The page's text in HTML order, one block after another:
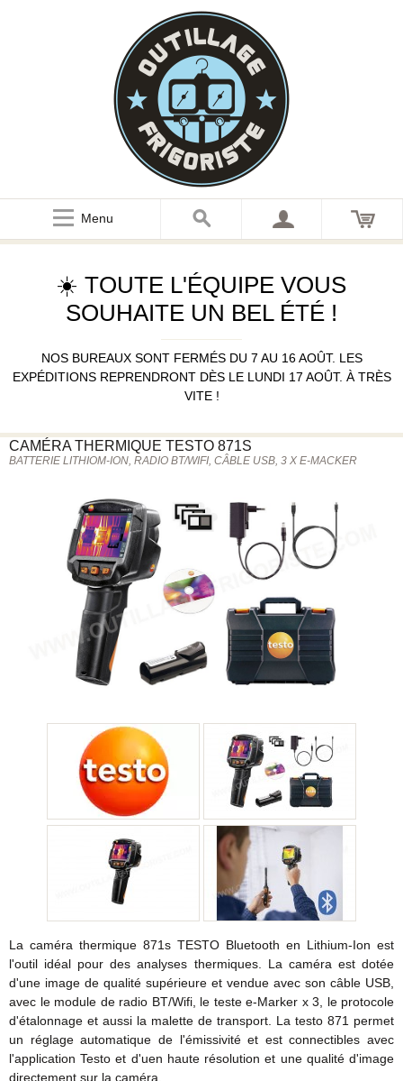
Menu
☀️ TOUTE L'ÉQUIPE VOUS
SOUHAITE UN BEL ÉTÉ !
NOS BUREAUX SONT FERMÉS DU 7 AU 16 AOÛT. LES
EXPÉDITIONS REPRENDRONT DÈS LE LUNDI 17 AOÛT. À TRÈS
VITE !
CAMÉRA THERMIQUE TESTO 871S
BATTERIE LITHIOM-ION, RADIO BT/WIFI, CÂBLE USB, 3 X E-MACKER
La caméra thermique 871s TESTO Bluetooth en Lithium-Ion est
l'outil idéal pour des analyses thermiques. La caméra est dotée
d'une image de qualité supérieure et vendue avec son câble USB,
avec le module de radio BT/Wifi, le teste e-Marker x 3, le protocole
d'étalonnage et aussi la malette de transport. La testo 871 permet
un réglage automatique de l'émissivité et est connectibles avec
l'application Testo et d'uen haute résolution et une qualité d'image
directement sur la caméra.